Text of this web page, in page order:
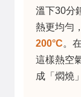
溫下30分
熱更均勻
200°C。
這樣熱空
成「燜燒